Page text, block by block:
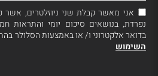
אני מאשר קבלת שני ניוזלטרים,
נפרדת, בנושאים סיכום יומי והתראות
בדואר אלקטרוני ו/ או באמצעות הסלולר
השימוש